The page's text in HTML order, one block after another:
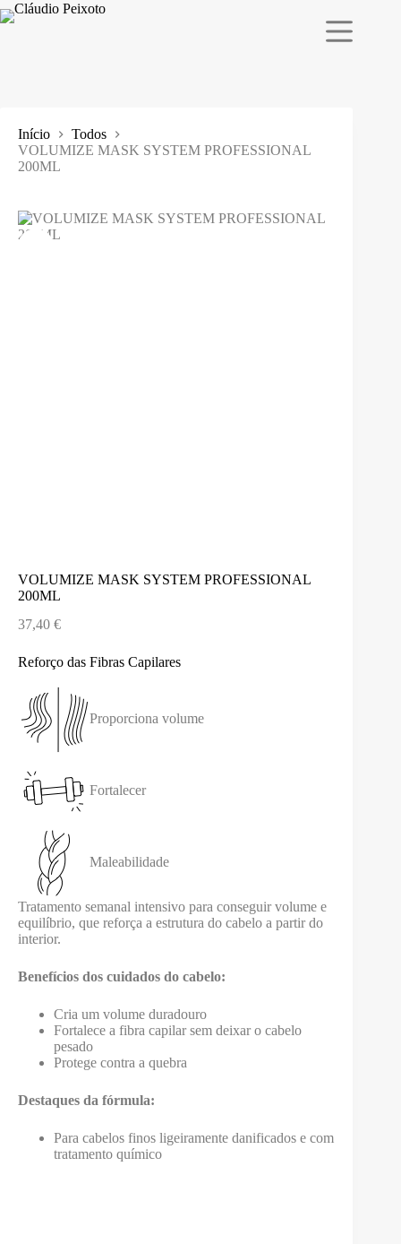
Pular
para
Início
Todos
VOLUMIZE MASK SYSTEM PROFESSIONAL
200ML
VOLUMIZE MASK SYSTEM PROFESSIONAL
200ML
37,40 €
Reforço das Fibras Capilares
Proporciona volume
Fortalecer
Maleabilidade
Tratamento semanal intensivo para conseguir volume e
equilíbrio, que reforça a estrutura do cabelo a partir do
interior.
Benefícios dos cuidados do cabelo:
Cria um volume duradouro
Fortalece a fibra capilar sem deixar o cabelo
pesado
Protege contra a quebra
Destaques da fórmula:
Para cabelos finos ligeiramente danificados e com
tratamento químico